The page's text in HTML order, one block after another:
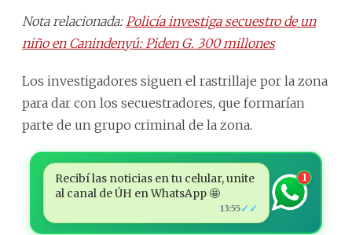
Nota relacionada: Policía investiga secuestro de un
niño en Canindenyú: Piden G. 300 millones
Los investigadores siguen el rastrillaje por la zona
para dar con los secuestradores, que formarían
parte de un grupo criminal de la zona.
Recibí las noticias en tu celular, unite
al canal de ÚH en WhatsApp 🤩
13:55✓✓
1